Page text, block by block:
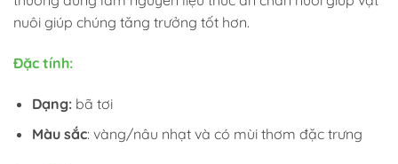
nuôi giúp chúng tăng trưởng tốt hơn.
Đặc tính:
Dạng: bã tơi
Màu sắc: vàng/nâu nhạt và có mùi thơm đặc trưng